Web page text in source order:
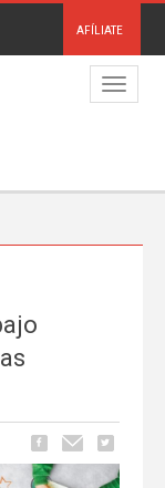
AFÍLIATE
Menú